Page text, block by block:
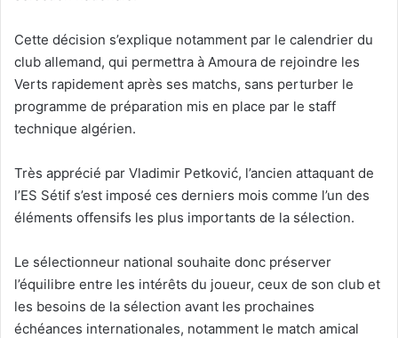
Cette décision s’explique notamment par le calendrier du
club allemand, qui permettra à Amoura de rejoindre les
Verts rapidement après ses matchs, sans perturber le
programme de préparation mis en place par le staff
technique algérien.
Très apprécié par Vladimir Petković, l’ancien attaquant de
l’ES Sétif s’est imposé ces derniers mois comme l’un des
éléments offensifs les plus importants de la sélection.
Le sélectionneur national souhaite donc préserver
l’équilibre entre les intérêts du joueur, ceux de son club et
les besoins de la sélection avant les prochaines
échéances internationales, notamment le match amical